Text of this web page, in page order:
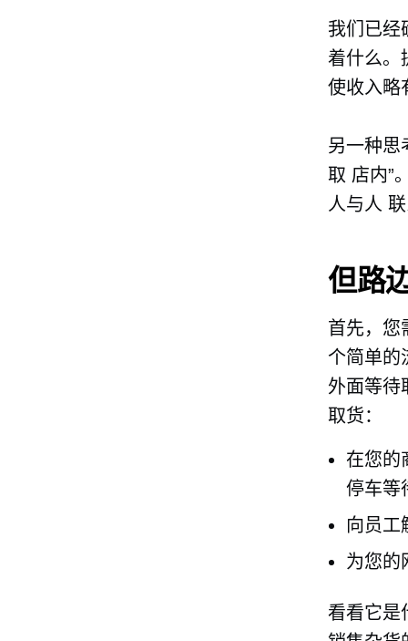
我们已经
着什么。
使收入略
另一种思
取 店内”
人与人
但路
首先，您
个简单的
外面等待
取货：
在您的
停车等
向员工
为您的
看看它是